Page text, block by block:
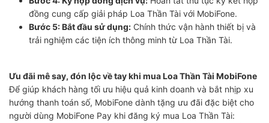
đồng cung cấp giải pháp Loa Thần Tài với MobiFone.
Bước 5: Bắt đầu sử dụng: Chính thức vận hành thiết bị và
trải nghiệm các tiện ích thông minh từ Loa Thần Tài.
Ưu đãi mê say, đón lộc về tay khi mua Loa Thần Tài MobiFone
Để giúp khách hàng tối ưu hiệu quả kinh doanh và bắt nhịp xu
hướng thanh toán số, MobiFone dành tặng ưu đãi đặc biệt cho
người dùng MobiFone Pay khi đăng ký mua Loa Thần Tài: